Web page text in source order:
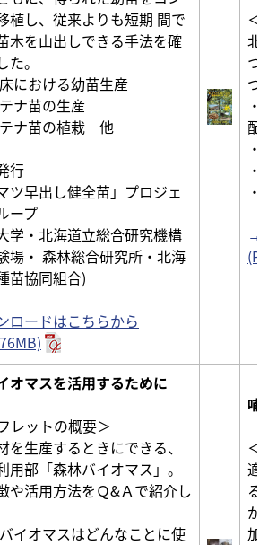
植し、従来よりも短期 間で
木を山出しできる手法を確
た。
における幼苗生産
ナ苗の生産
テナ苗の植栽 他
行
ツ早出し健全苗」プロジェ
ープ
学・北海道立総合研究機構
場・ 森林総合研究所・北海
苗協同組合)
ロードはこちらから
＜
北
つ
づ
配
→
オマスを活用するために
レットの概要＞
を生産するときにできる、
用部「森林バイオマス」。
や活用方法をＱ&Ａで紹介し
イオマスはどんなことに使
哺
＜
適
る
が
加